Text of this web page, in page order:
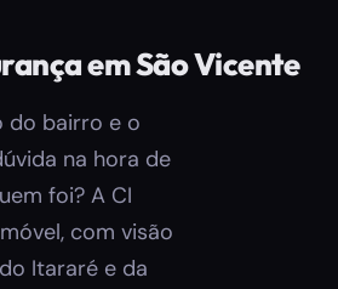
em São Vicente
do bairro e o
na hora de
foi? A CI
com visão
Itararé e da